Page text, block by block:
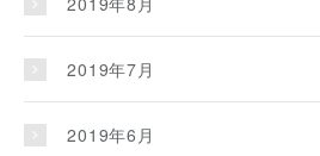
2019年7月
2019年6月